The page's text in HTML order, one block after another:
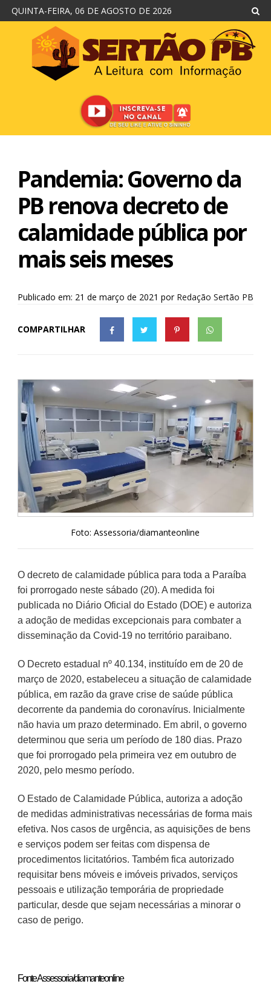
QUINTA-FEIRA, 06 DE AGOSTO DE 2026
Pandemia: Governo da
PB renova decreto de
calamidade pública por
mais seis meses
Publicado em: 21 de março de 2021 por Redação Sertão PB
COMPARTILHAR
Foto: Assessoria/diamanteonline
O decreto de calamidade pública para toda a Paraíba
foi prorrogado neste sábado (20). A medida foi
publicada no Diário Oficial do Estado (DOE) e autoriza
a adoção de medidas excepcionais para combater a
disseminação da Covid-19 no território paraibano.
O Decreto estadual nº 40.134, instituído em de 20 de
março de 2020, estabeleceu a situação de calamidade
pública, em razão da grave crise de saúde pública
decorrente da pandemia do coronavírus. Inicialmente
não havia um prazo determinado. Em abril, o governo
determinou que seria um período de 180 dias. Prazo
que foi prorrogado pela primeira vez em outubro de
2020, pelo mesmo período.
O Estado de Calamidade Pública, autoriza a adoção
de medidas administrativas necessárias de forma mais
efetiva. Nos casos de urgência, as aquisições de bens
e serviços podem ser feitas com dispensa de
procedimentos licitatórios. Também fica autorizado
requisitar bens móveis e imóveis privados, serviços
pessoais e utilização temporária de propriedade
particular, desde que sejam necessárias a minorar o
caso de perigo.
Fonte Assessoria/diamanteonline